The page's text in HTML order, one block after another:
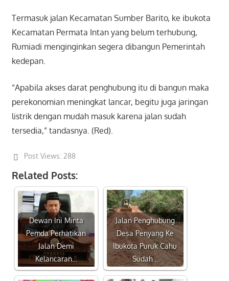
Termasuk jalan Kecamatan Sumber Barito, ke ibukota
Kecamatan Permata Intan yang belum terhubung,
Rumiadi menginginkan segera dibangun Pemerintah
kedepan.
“Apabila akses darat penghubung itu di bangun maka
perekonomian meningkat lancar, begitu juga jaringan
listrik dengan mudah masuk karena jalan sudah
tersedia,” tandasnya. (Red).
Post Views: 288
Related Posts:
Dewan Ini Minta
Pemda Perhatikan
Jalan Demi
Kelancaran…
Jalan Penghubung
Desa Penyang Ke
Ibukota Puruk Cahu
Sudah…